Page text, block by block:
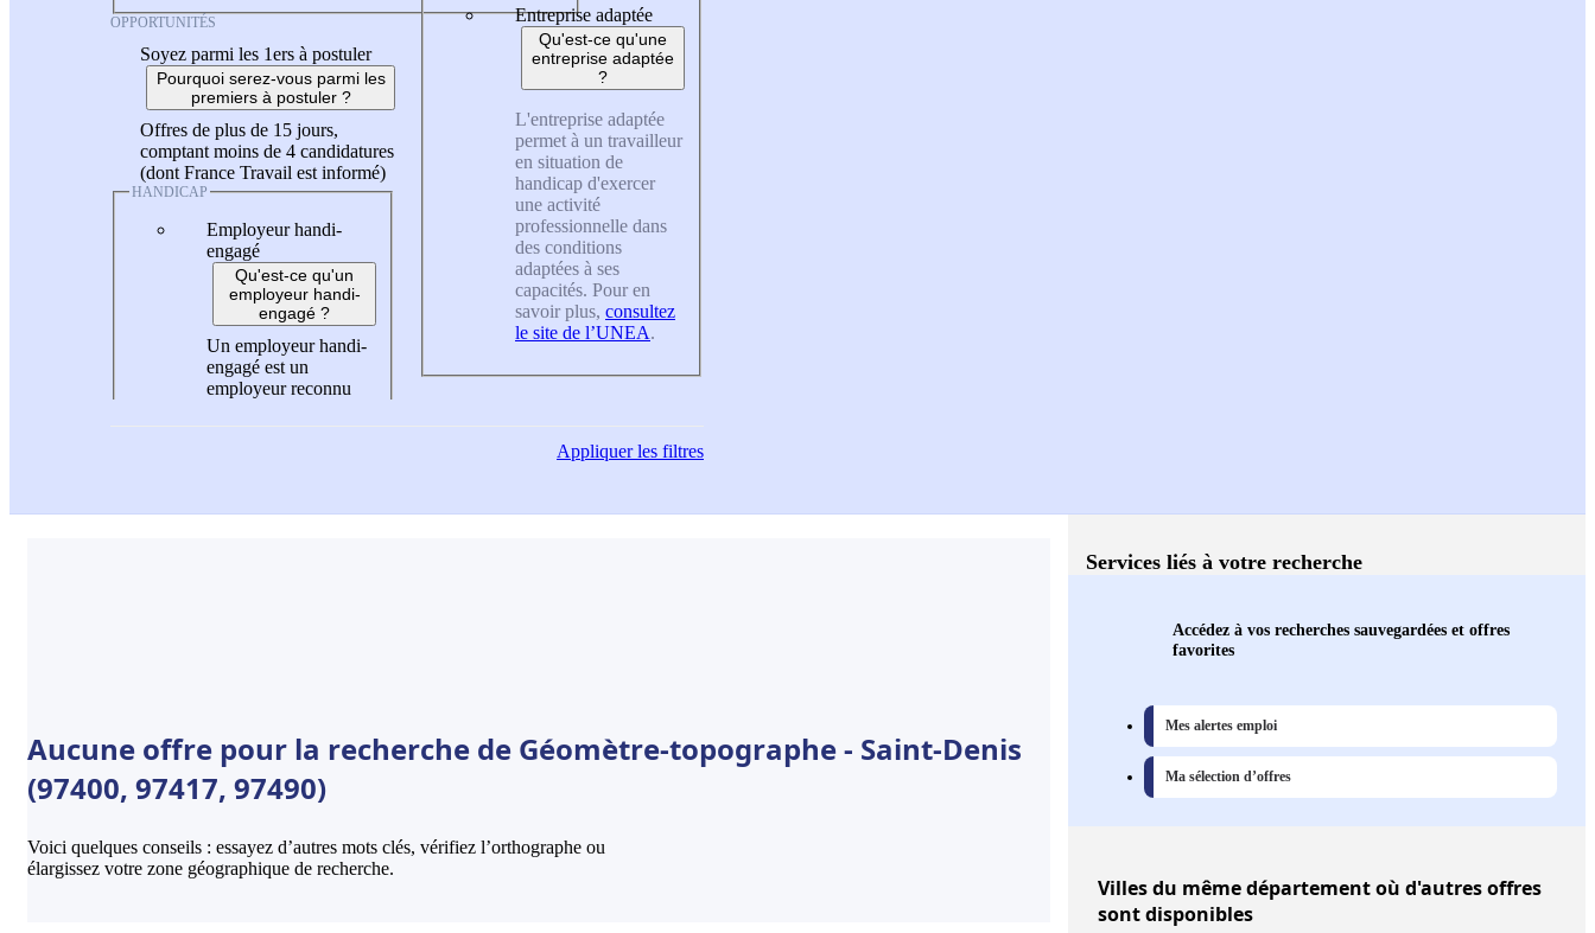
OPPORTUNITÉS
Soyez parmi les 1ers à postuler
Pourquoi serez-vous parmi les
premiers à postuler ?
Offres de plus de 15 jours,
comptant moins de 4 candidatures
(dont France Travail est informé)
HANDICAP
Employeur handi-
engagé
Qu'est-ce qu'un
employeur handi-
engagé ?
Un employeur handi-
engagé est un
employeur reconnu
Entreprise adaptée
Qu'est-ce qu'une
entreprise adaptée
?
L'entreprise adaptée
permet à un travailleur
en situation de
handicap d'exercer
une activité
professionnelle dans
des conditions
adaptées à ses
capacités. Pour en
savoir plus, consultez
le site de l’UNEA.
Appliquerles filtres
Aucune offre pour la recherche de Géomètre-topographe - Saint-Denis
(97400, 97417, 97490)
Voici quelques conseils : essayez d’autres mots clés, vérifiez l’orthographe ou
élargissez votre zone géographique de recherche.
Services liés à votre recherche
Accédez à vos recherches sauvegardées et offres
favorites
Mes alertes emploi
Ma sélection d’offres
Villesdu même département où d'autres offres
sont disponibles